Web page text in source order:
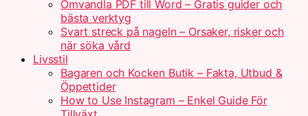
Omvandla PDF till Word – Gratis guider och
bästa verktyg
Svart streck på nageln – Orsaker, risker och
när söka vård
Livsstil
Bagaren och Kocken Butik – Fakta, Utbud &
Öppettider
How to Use Instagram – Enkel Guide För